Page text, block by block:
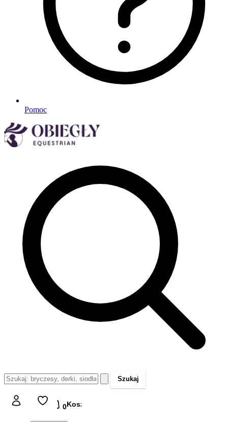
Pomoc
Szukaj
Koszyk 0Koszyk